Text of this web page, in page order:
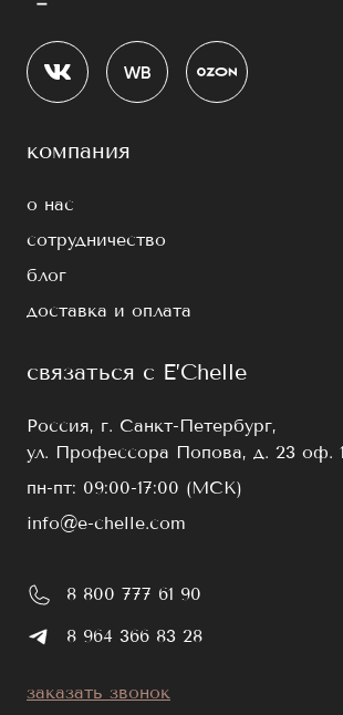
компания
о нас
сотрудничество
блог
доставка и оплата
связаться с E’Chelle
Россия, г. Санкт-Петербург,
ул. Профессора Попова, д. 23 оф.
пн-пт: 09:00-17:00 (МСК)
info@e-chelle.com
8 800 777 61 90
8 964 366 83 28
заказать звонок